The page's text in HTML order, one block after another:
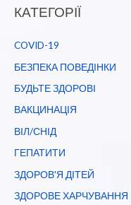
КАТЕГОРІЇ
COVID-19
БЕЗПЕКА ПОВЕДІНКИ
БУДЬТЕ ЗДОРОВІ
ВАКЦИНАЦІЯ
ВІЛ/СНІД
ГЕПАТИТИ
ЗДОРОВ'Я ДІТЕЙ
ЗДОРОВЕ ХАРЧУВАННЯ